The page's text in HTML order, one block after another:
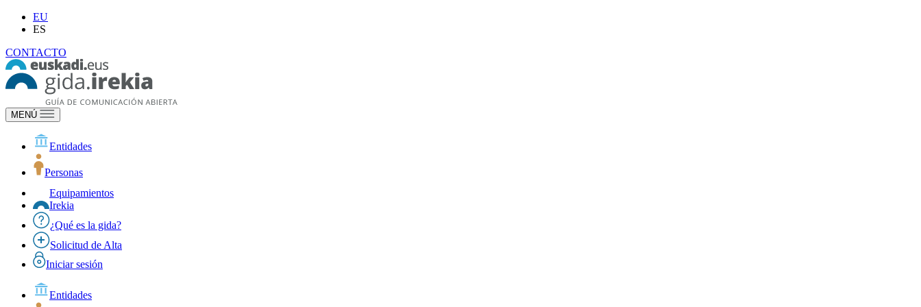
EU
ES
CONTACTO
MENÚ
Entidades
Personas
Equipamientos
Irekia
¿Qué es la gida?
Solicitud de Alta
Iniciar sesión
Entidades